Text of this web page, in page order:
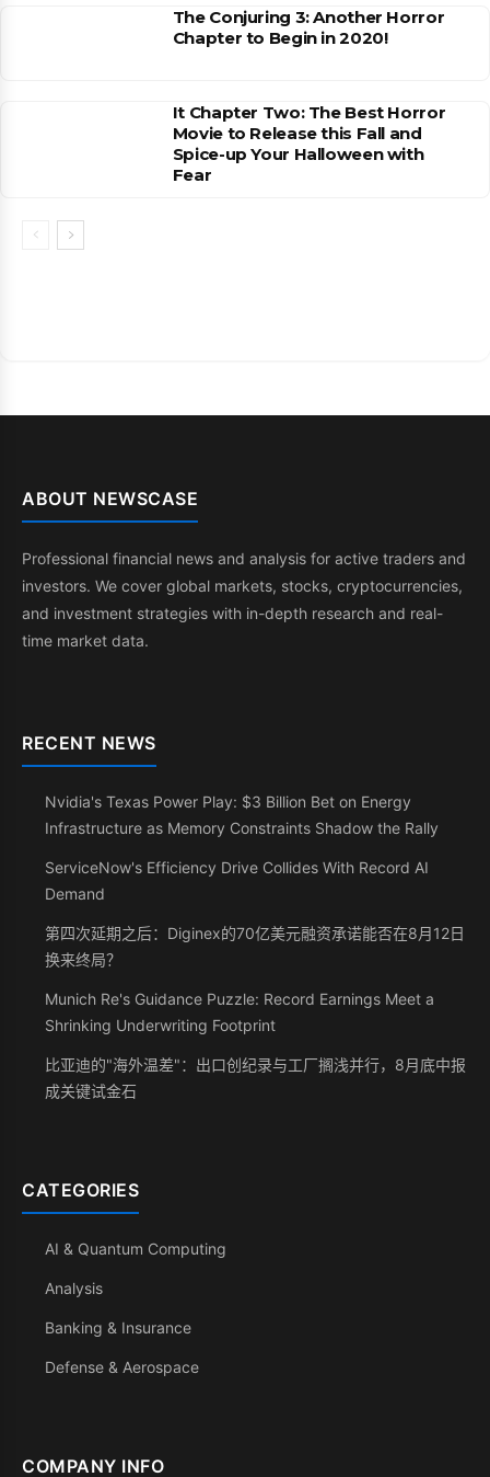
The Conjuring 3: Another Horror
Chapter to Begin in 2020!
It Chapter Two: The Best Horror
Movie to Release this Fall and
Spice-up Your Halloween with
Fear
ABOUT NEWSCASE
Professional financial news and analysis for active traders and
investors. We cover global markets, stocks, cryptocurrencies,
and investment strategies with in-depth research and real-
time market data.
RECENT NEWS
Nvidia's Texas Power Play: $3 Billion Bet on Energy
Infrastructure as Memory Constraints Shadow the Rally
ServiceNow's Efficiency Drive Collides With Record AI
Demand
第四次延期之后：Diginex的70亿美元融资承诺能否在8月12日
换来终局？
Munich Re's Guidance Puzzle: Record Earnings Meet a
Shrinking Underwriting Footprint
比亚迪的"海外温差"：出口创纪录与工厂搁浅并行，8月底中报
成关键试金石
CATEGORIES
AI & Quantum Computing
Analysis
Banking & Insurance
Defense & Aerospace
COMPANY INFO